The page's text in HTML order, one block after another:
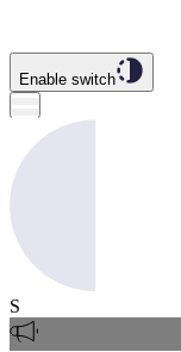
Enable switch
S